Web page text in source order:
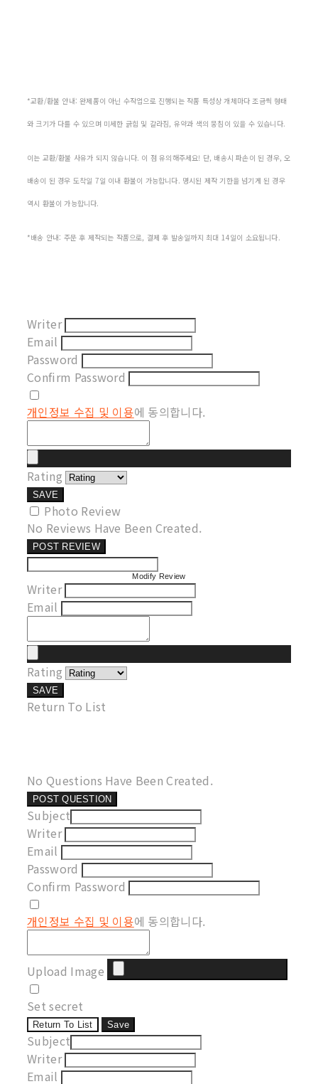
*교환/환불 안내: 완제품이 아닌 수작업으로 진행되는 작품 특성상 개체마다 조금씩 형태
와 크기가 다를 수 있으며 미세한 긁힘 및 갈라짐, 유약과 색의 뭉침이 있을 수 있습니다.
이는 교환/환불 사유가 되지 않습니다. 이 점 유의해주세요! 단, 배송시 파손이 된 경우, 오
배송이 된 경우 도착일 7일 이내 환불이 가능합니다. 명시된 제작 기한을 넘기게 된 경우
역시 환불이 가능합니다.
*배송 안내: 주문 후 제작되는 작품으로, 결제 후 발송일까지 최대 14일이 소요됩니다.
Writer
Email
Password
Confirm Password
개인정보 수집 및 이용에 동의합니다.
Rating
SAVE
Photo Review
No Reviews Have Been Created.
POST REVIEW
Modify Review
Writer
Email
Rating
SAVE
Return To List
No Questions Have Been Created.
POST QUESTION
Subject
Writer
Email
Password
Confirm Password
개인정보 수집 및 이용에 동의합니다.
Upload Image
Set secret
Return To List Save
Subject
Writer
Email